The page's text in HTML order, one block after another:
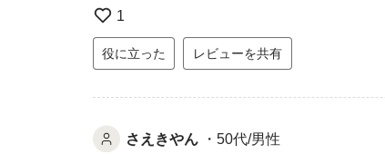
1
役に立った レビューを共有
さえきやん ・50代/男性